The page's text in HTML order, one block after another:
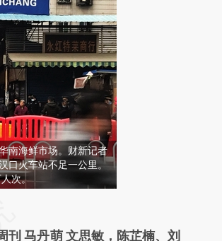
南海鲜市场。财新记者
口火车站不足一公里。
次。
财新文章
刊 马丹萌 文思敏，陈芷楠、刘